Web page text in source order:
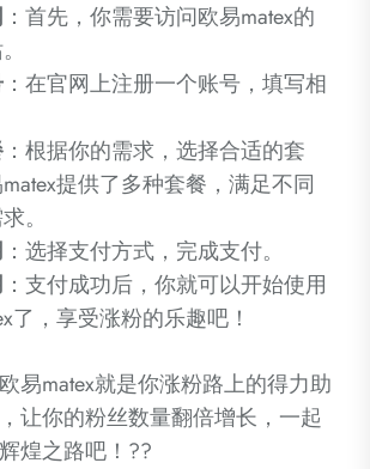
：首先，你需要访问欧易matex的
：在官网上注册一个账号，填写相
：根据你的需求，选择合适的套
提供了多种套餐，满足不同
。
：选择支付方式，完成支付。
：支付成功后，你就可以开始使用
了，享受涨粉的乐趣吧！
易matex就是你涨粉路上的得力助
让你的粉丝数量翻倍增长，一起
煌之路吧！??